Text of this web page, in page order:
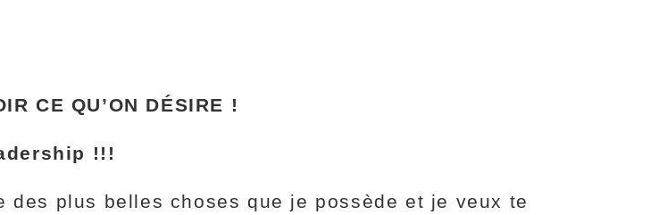
CE QU’ON DÉSIRE !
!!!
plus belles choses que je possède et je veux te